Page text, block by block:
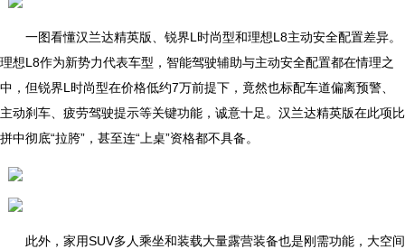
一图看懂汉兰达精英版、锐界L时尚型和理想L8主动安全配置差异。
理想L8作为新势力代表车型，智能驾驶辅助与主动安全配置都在情理之
中，但锐界L时尚型在价格低约7万前提下，竟然也标配车道偏离预警、
主动刹车、疲劳驾驶提示等关键功能，诚意十足。汉兰达精英版在此项比
拼中彻底“拉胯”，甚至连“上桌”资格都不具备。
此外，家用SUV多人乘坐和装载大量露营装备也是刚需功能，大空间